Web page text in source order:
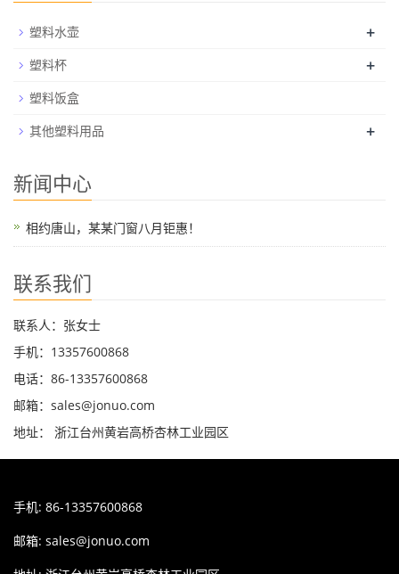
塑料水壶 +
塑料杯 +
塑料饭盒
其他塑料用品
+
新闻中心
相约唐山，某某门窗八月钜惠！
联系我们
联系人：张女士
手机：13357600868
电话：86-13357600868
邮箱：sales@jonuo.com
地址： 浙江台州黄岩高桥杏林工业园区
手机: 86-13357600868
邮箱: sales@jonuo.com